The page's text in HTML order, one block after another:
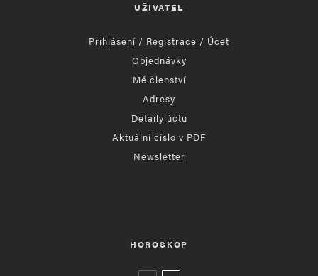
UŽIVATEL
Přihlášení / Registrace / Účet
Objednávky
Mé členství
Adresy
Detaily účtu
Aktuální číslo v PDF
Newsletter
HOROSKOP